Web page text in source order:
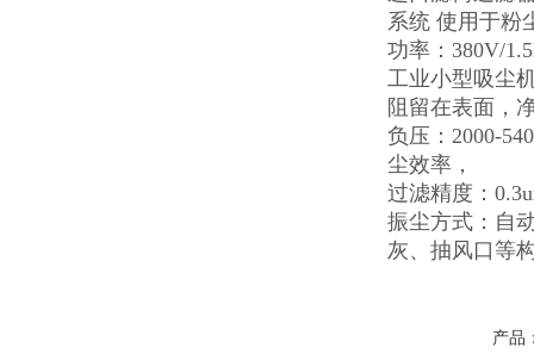
系统 使用于粉
功率：380V/
工业小型吸尘
阻留在表面，
负压：2000-
尘效率，
过滤精度：
振尘方式：自
灰、抽风口等
产品